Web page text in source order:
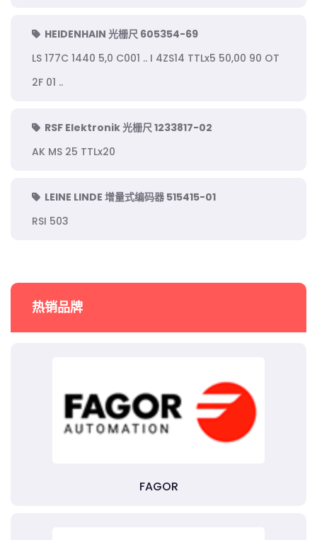
HEIDENHAIN 光栅尺 605354-69
LS 177C 1440 5,0 C001 .. I 4ZS14 TTLx5 50,00 90 OT
2F 01 ..
RSF Elektronik 光栅尺 1233817-02
AK MS 25 TTLx20
LEINE LINDE 增量式编码器 515415-01
RSI 503
热销品牌
FAGOR